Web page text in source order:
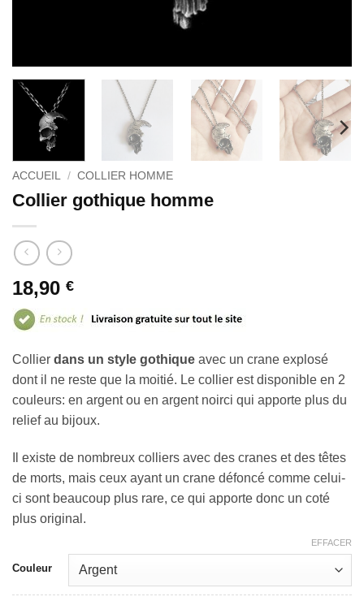
ACCUEIL / COLLIER HOMME
Collier gothique homme
18,90 €
Collier dans un style gothique avec un crane explosé
dont il ne reste que la moitié. Le collier est disponible en 2
couleurs: en argent ou en argent noirci qui apporte plus du
relief au bijoux.
Il existe de nombreux colliers avec des cranes et des têtes
de morts, mais ceux ayant un crane défoncé comme celui-
ci sont beaucoup plus rare, ce qui apporte donc un coté
plus original.
Couleur
EFFACER